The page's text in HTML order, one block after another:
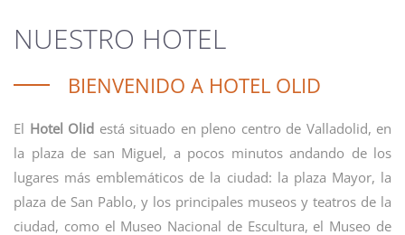
NUESTRO HOTEL
BIENVENIDO A HOTEL OLID
El Hotel Olid está situado en pleno centro de Valladolid, en
la plaza de san Miguel, a pocos minutos andando de los
lugares más emblemáticos de la ciudad: la plaza Mayor, la
plaza de San Pablo, y los principales museos y teatros de la
ciudad, como el Museo Nacional de Escultura, el Museo de